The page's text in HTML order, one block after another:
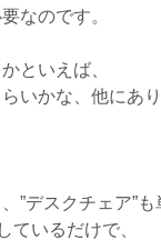
なのです。
といえば、
いかな、他にあ
”デスクチェア”
ているだけで、